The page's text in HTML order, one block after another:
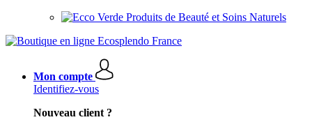
Produits de Beauté et Soins Naturels
Mon compte
Identifiez-vous
Nouveau client ?